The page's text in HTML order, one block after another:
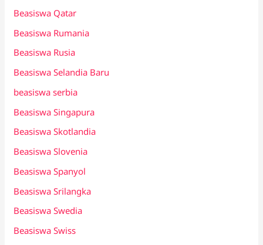
Beasiswa Qatar
Beasiswa Rumania
Beasiswa Rusia
Beasiswa Selandia Baru
beasiswa serbia
Beasiswa Singapura
Beasiswa Skotlandia
Beasiswa Slovenia
Beasiswa Spanyol
Beasiswa Srilangka
Beasiswa Swedia
Beasiswa Swiss